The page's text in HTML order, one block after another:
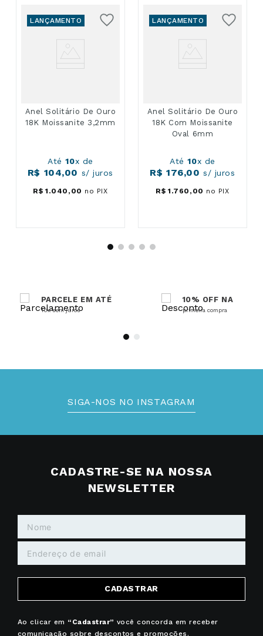
LANÇAMENTO
Anel Solitário De Ouro
18K Moissanite 3,2mm
Até10x de
R$ 104,00 s/ juros
R$ 1 .040 , 00 no PIX
LANÇAMENTO
Anel Solitário De Ouro
18K Com Moissanite
Oval 6mm
Até10x de
R$ 176,00 s/ juros
R$ 1 .760 , 00 no PIX
PARCELE EM ATÉ
10x sem juros
10% OFF NA
primeira compra
SIGA-NOS NO INSTAGRAM
CADASTRE-SE NA NOSSA
NEWSLETTER
CADASTRAR
Ao clicar em “Cadastrar” você concorda em receber
comunicação sobre descontos e promoções.